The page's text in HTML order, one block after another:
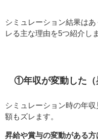
シミュレーション結果は
レる主な理由を5つ紹介し
①年収が変動した（
シミュレーション時の年
額もズレます。
昇給や賞与の変動がある